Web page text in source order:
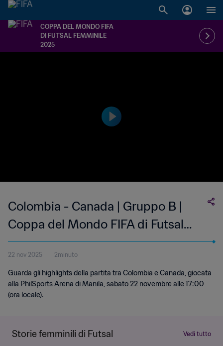
COPPA DEL MONDO FIFA
DI FUTSAL FEMMINILE
2025
Colombia - Canada | Gruppo B |
Coppa del Mondo FIFA di Futsal
Femminile Filippine 2025 |
Highlights
22 nov 2025 2minuto
Guarda gli highlights della partita tra Colombia e Canada, giocata
alla PhilSports Arena di Manila, sabato 22 novembre alle 17:00
(ora locale).
Storie femminili di Futsal Vedi tutto